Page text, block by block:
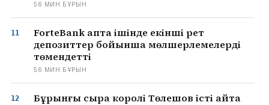
56 МИН БҰРЫН
ForteBank апта ішінде екінші рет
депозиттер бойынша мөлшерлемелерді
төмендетті
56 МИН БҰРЫН
Бұрынғы сыра королі Төлешов істі қайта